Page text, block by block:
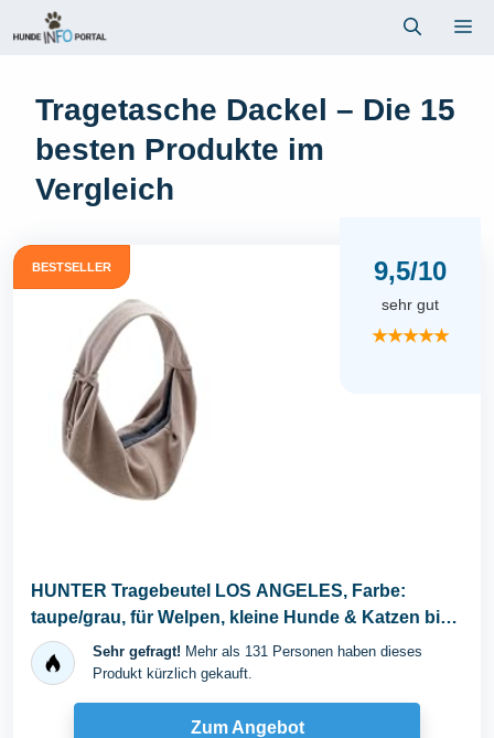
Inhalt
Tragetasche Dackel – Die 15
besten Produkte im
Vergleich
BESTSELLER 9,5/10
sehr gut
★★★★★
HUNTER Tragebeutel LOS ANGELES, Farbe:
taupe/grau, für Welpen, kleine Hunde & Katzen bis
8 kg...
Sehr gefragt! Mehr als 131 Personen haben dieses
Produkt kürzlich gekauft.
Zum Angebot